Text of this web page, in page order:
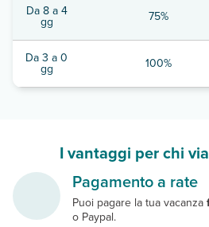
Da 8 a 4
gg 75%
Da 3 a 0
gg 100%
I vantaggi per chi
Pagamento a rate
Puoi pagare la tua vacanza
o Paypal.